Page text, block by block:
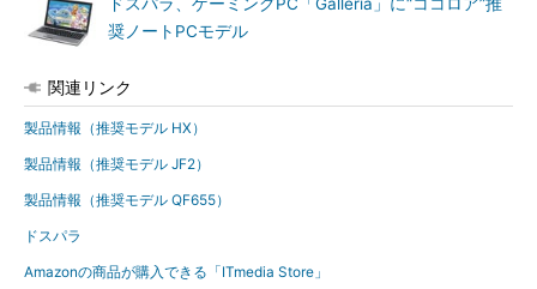
奨ノートPCモデル
関連リンク
製品情報（推奨モデル HX）
製品情報（推奨モデル JF2）
製品情報（推奨モデル QF655）
ドスパラ
Amazonの商品が購入できる「ITmedia Store」